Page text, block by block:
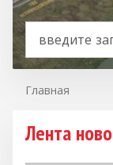
Главная
Лента